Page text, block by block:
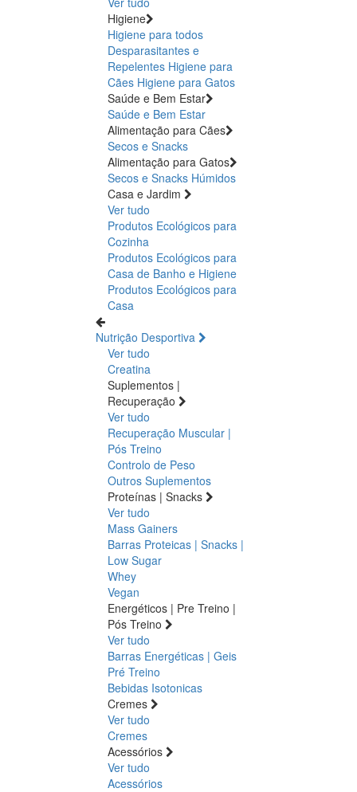
Higiene
Higiene para todos
Desparasitantes e
Repelentes Higiene para
Cães Higiene para Gatos
Saúde e Bem Estar
Saúde e Bem Estar
Alimentação para Cães
Secos e Snacks
Alimentação para Gatos
Secos e Snacks Húmidos
Casa e Jardim
Ver tudo
Produtos Ecológicos para
Cozinha
Produtos Ecológicos para
Casa de Banho e Higiene
Produtos Ecológicos para
Casa
Nutrição Desportiva
Ver tudo
Creatina
Suplementos |
Recuperação
Ver tudo
Recuperação Muscular |
Pós Treino
Controlo de Peso
Outros Suplementos
Proteínas | Snacks
Ver tudo
Mass Gainers
Barras Proteicas | Snacks |
Low Sugar
Whey
Vegan
Energéticos | Pre Treino |
Pós Treino
Ver tudo
Barras Energéticas | Geis
Pré Treino
Bebidas Isotonicas
Cremes
Ver tudo
Cremes
Acessórios
Ver tudo
Acessórios